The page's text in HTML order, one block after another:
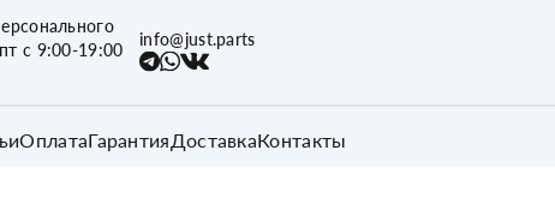
с 9:00-19:00
info@just.parts
ОплатаГарантия ДоставкаКонтакты